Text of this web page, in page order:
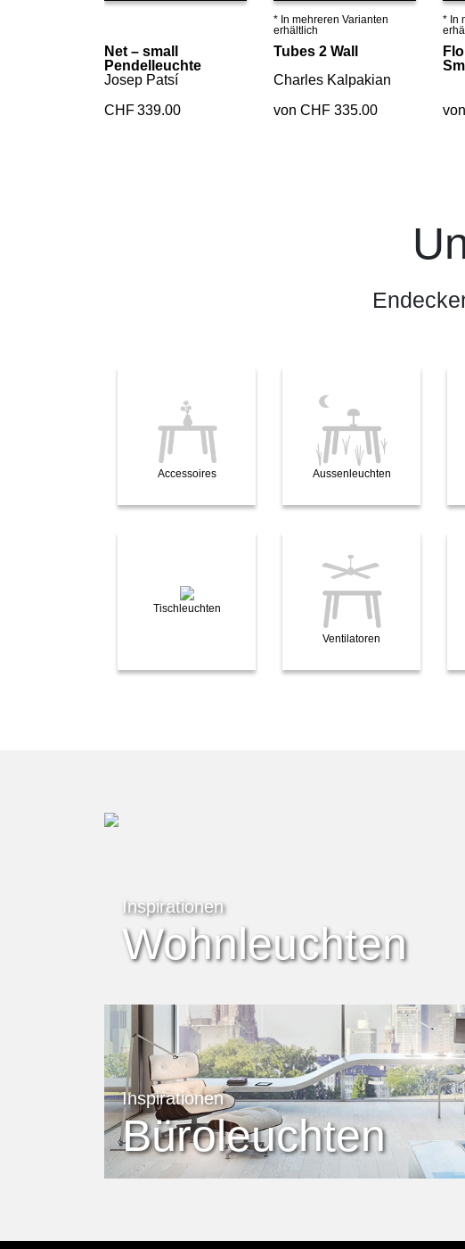
Net – small
Pendelleuchte
Josep Patsí
CHF339.00
Details ansehen
* In mehreren Varianten
erhältlich
Tubes 2 Wall
Charles Kalpakian
von CHF 335.00
* In
Accessoires Aussenleuchten
Tischleuchten
Ventilatoren
Inspirationen
Wohnleuchten
Inspirationen
Büroleuchten